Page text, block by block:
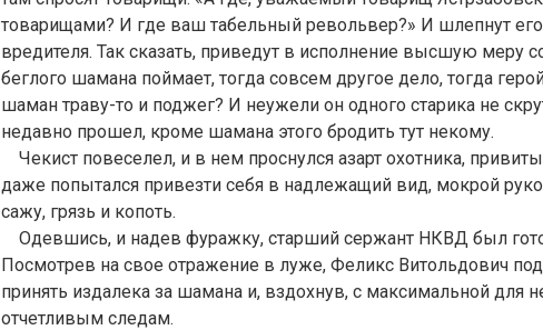
товарищами? И где ваш табельный револьвер?» И шлепнут его
вредителя. Так сказать, приведут в исполнение высшую меру
беглого шамана поймает, тогда совсем другое дело, тогда
шаман траву-то и поджег? И неужели он одного старика не
недавно прошел, кроме шамана этого бродить тут некому.
Чекист повеселел, и в нем проснулся азарт охотника,
даже попытался привезти себя в надлежащий вид, мокрой
сажу, грязь и копоть.
Одевшись, и надев фуражку, старший сержант НКВД был
Посмотрев на свое отражение в луже, Феликс Витольдович
принять издалека за шамана и, вздохнув, с максимальной для
отчетливым следам.